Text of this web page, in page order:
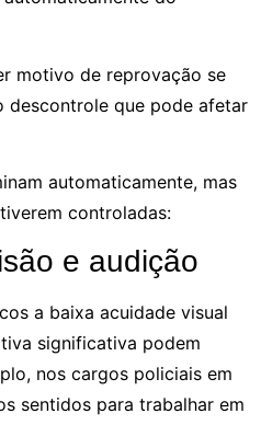
motivo de reprovação se
descontrole que pode afetar
automaticamente, mas
controladas:
e audição
a baixa acuidade visual
significativa podem
nos cargos policiais em
sentidos para trabalhar em